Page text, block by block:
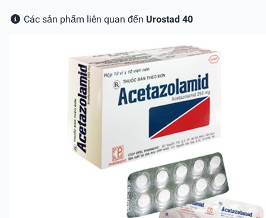
Các sản phẩm liên quan đến Urostad 40